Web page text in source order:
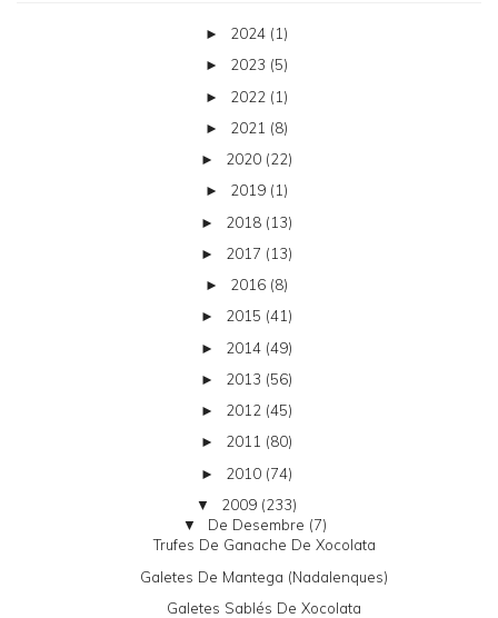
► 2024 (1)
► 2023 (5)
► 2022 (1)
► 2021 (8)
► 2020 (22)
► 2019 (1)
► 2018 (13)
► 2017 (13)
► 2016 (8)
► 2015 (41)
► 2014 (49)
► 2013 (56)
► 2012 (45)
► 2011 (80)
► 2010 (74)
▼ 2009 (233)
▼ De Desembre (7)
Trufes De Ganache De Xocolata
Galetes De Mantega (nadalenques)
Galetes Sablés De Xocolata